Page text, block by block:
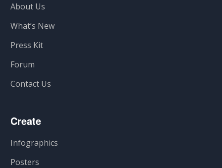
About Us
What’s New
Press Kit
Forum
Contact Us
Create
Infographics
Posters